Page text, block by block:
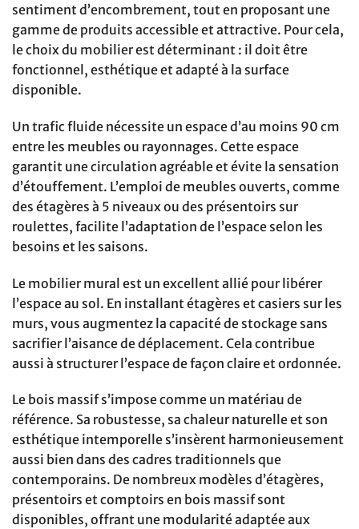
sentiment d’encombrement, tout en proposant une
gamme de produits accessible et attractive. Pour cela,
le choix du mobilier est déterminant : il doit être
fonctionnel, esthétique et adapté à la surface
disponible.
Un trafic fluide nécessite un espace d’au moins 90 cm
entre les meubles ou rayonnages. Cette espace
garantit une circulation agréable et évite la sensation
d’étouffement. L’emploi de meubles ouverts, comme
des étagères à 5 niveaux ou des présentoirs sur
roulettes, facilite l’adaptation de l’espace selon les
besoins et les saisons.
Le mobilier mural est un excellent allié pour libérer
l’espace au sol. En installant étagères et casiers sur les
murs, vous augmentez la capacité de stockage sans
sacrifier l’aisance de déplacement. Cela contribue
aussi à structurer l’espace de façon claire et ordonnée.
Le bois massif s’impose comme un matériau de
référence. Sa robustesse, sa chaleur naturelle et son
esthétique intemporelle s’insèrent harmonieusement
aussi bien dans des cadres traditionnels que
contemporains. De nombreux modèles d’étagères,
présentoirs et comptoirs en bois massif sont
disponibles, offrant une modularité adaptée aux